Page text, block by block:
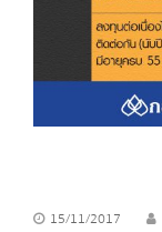
15/11/2017